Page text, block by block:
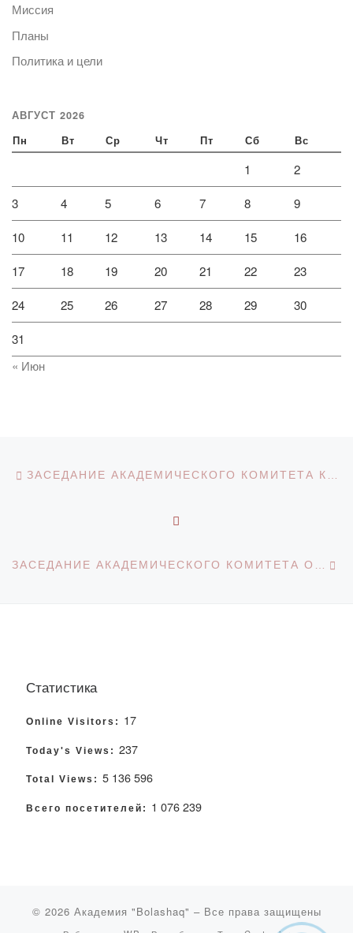
Миссия
Планы
Политика и цели
АВГУСТ 2026
Пн Вт Ср Чт Пт Сб Вс
1 2
3 4 5 6 7 8 9
10 11 12 13 14 15 16
17 18 19 20 21 22 23
24 25 26 27 28 29 30
31
« Июн
Навигация по записям
Статистика
Online Visitors: 17
Today's Views: 237
Total Views: 5 136 596
Всего посетителей: 1 076 239
© 2026 Академия "Bolashaq" – Все права защищены